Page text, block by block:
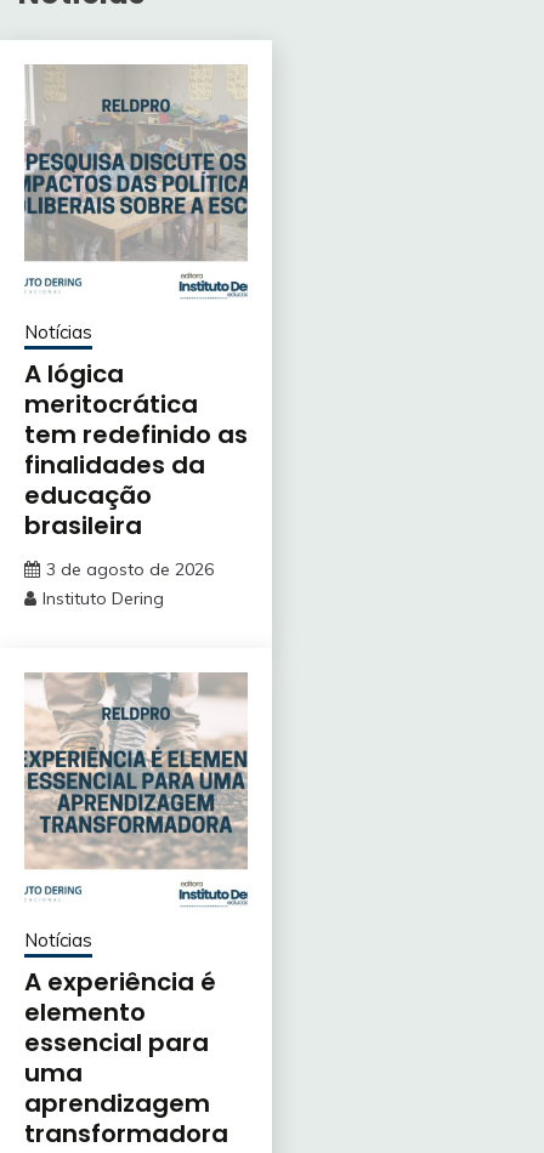
Notícias
A lógica
meritocrática
tem redefinido as
finalidades da
educação
brasileira
3 de agosto de 2026
Instituto Dering
Notícias
A experiência é
elemento
essencial para
uma
aprendizagem
transformadora